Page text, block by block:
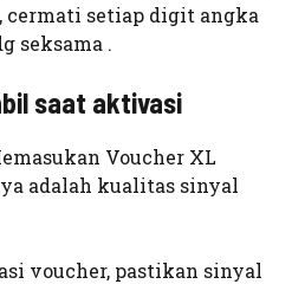
cermati setiap digit angka
seksama .
saat aktivasi
Voucher XL
adalah kualitas sinyal
voucher, pastikan sinyal